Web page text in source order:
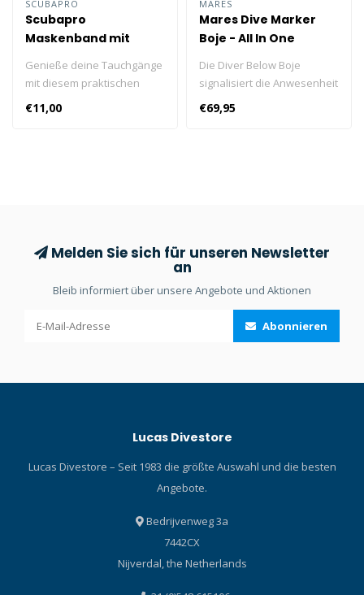
SCUBAPRO
Scubapro
Maskenband mit
Genieße deine Tauchgänge
mit diesem praktischen
Klettverschluss-Straps.
€11,00
MARES
Mares Dive Marker
Boje - All In One
Die Diver Below Boje
signalisiert die Anwesenheit
Tauchgangs. Dank seiner
€69,95
Melden Sie sich für unseren Newsletter
an
Bleib informiert über unsere Angebote und Aktionen
Abonnieren
Lucas Divestore
Lucas Divestore – Seit 1983 die größte Auswahl und die besten
Angebote.
Bedrijvenweg 3a
7442CX
Nijverdal, the Netherlands